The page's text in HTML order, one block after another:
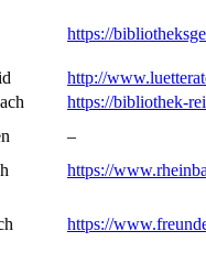
https://
http://
https://bibliothek-
–
https://
https://